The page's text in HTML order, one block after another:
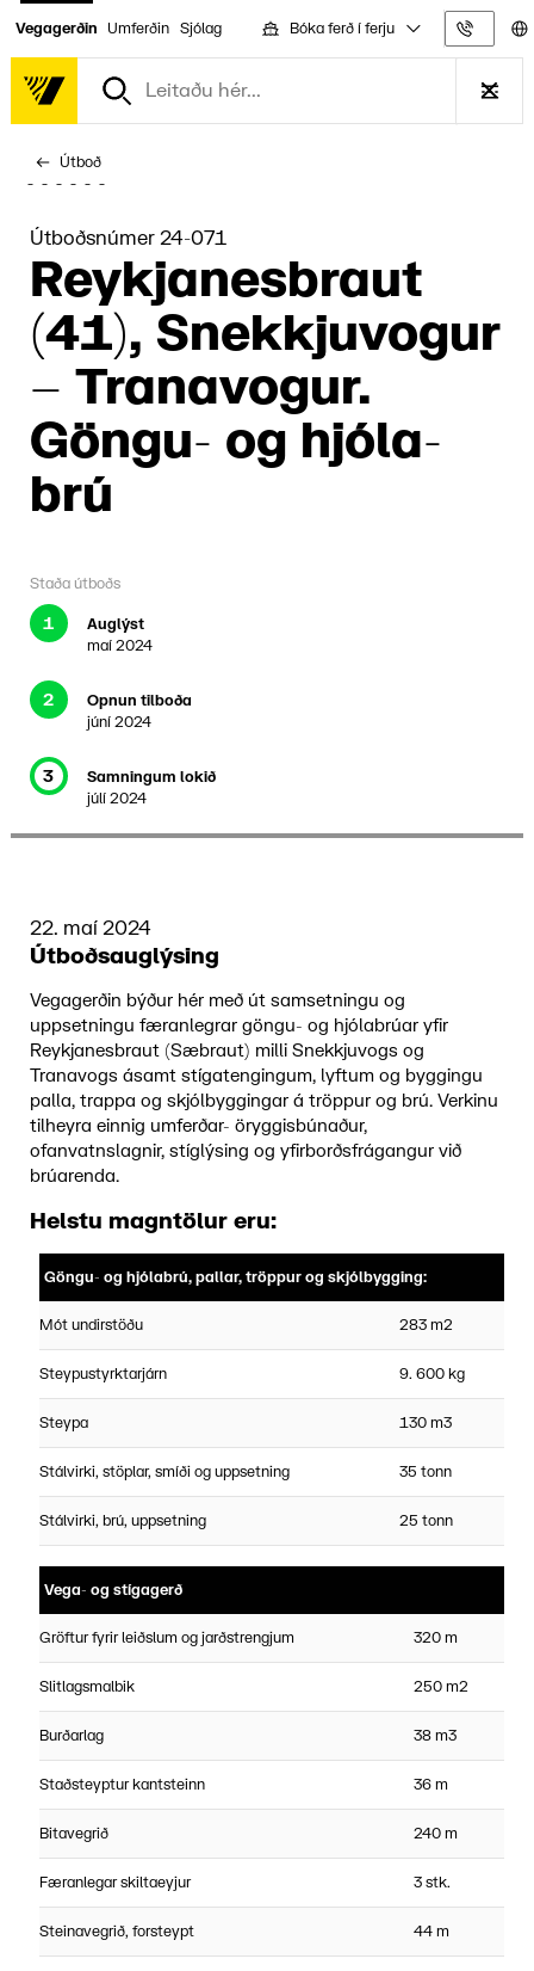
Vegagerðin Umferðin Sjólag Bóka ferð í ferju
Útboð
Útboðsnúmer 24-071
Reykja­nesbraut
(41), Snekkju­vogur
– Trana­vogur.
Göngu- og hjóla­
brú
Staða útboðs
1
Auglýst
maí 2024
2
Opnun tilboða
júní 2024
3
Samningum lokið
júlí 2024
22. maí 2024
Útboðsauglýsing
Vegagerðin býður hér með út samsetningu og
uppsetningu færanlegrar göngu- og hjólabrúar yfir
Reykjanesbraut (Sæbraut) milli Snekkjuvogs og
Tranavogs ásamt stígatengingum, lyftum og byggingu
palla, trappa og skjólbyggingar á tröppur og brú. Verkinu
tilheyra einnig umferðar- öryggisbúnaður,
ofanvatnslagnir, stíglýsing og yfirborðsfrágangur við
brúarenda.
Helstu magntölur eru:
Göngu- og hjólabrú, pallar, tröppur og skjólbygging:
Mót undirstöðu 283 m2
Steypustyrktarjárn 9. 600 kg
Steypa 130 m3
Stálvirki, stöplar, smíði og uppsetning 35 tonn
Stálvirki, brú, uppsetning 25 tonn
Vega- og stígagerð
Gröftur fyrir leiðslum og jarðstrengjum 320 m
Slitlagsmalbik 250 m2
Burðarlag 38 m3
Staðsteyptur kantsteinn 36 m
Bitavegrið 240 m
Færanlegar skiltaeyjur 3 stk.
Steinavegrið, forsteypt 44 m